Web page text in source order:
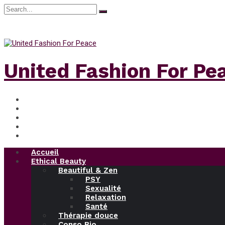
Search
for:
United Fashion For
Accueil
Ethical Beauty
Beautiful & Zen
PSY
Sexualité
Relaxation
Santé
Thérapie douce